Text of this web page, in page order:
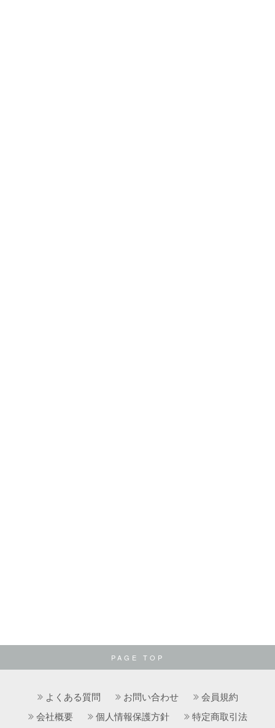
PAGE TOP
よくある質問 お問い合わせ
会員規約
会社概要
個人情報保護方針 特定商取引法